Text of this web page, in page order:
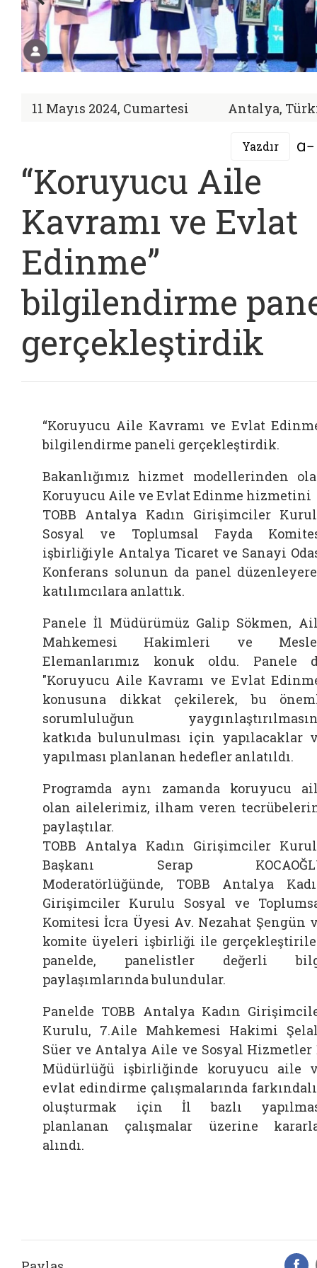
11 Mayıs 2024, Cumartesi Antalya,
Yazdır
“Koruyucu Aile
Kavramı ve Evlat
Edinme”
bilgilendirme
gerçekleştirdik
“Koruyucu Aile Kavramı ve Evlat
bilgilendirme paneli gerçekleştirdik.
Bakanlığımız hizmet modellerinden
Koruyucu Aile ve Evlat Edinme hizmetini
TOBB Antalya Kadın Girişimciler
Sosyal ve Toplumsal Fayda
işbirliğiyle Antalya Ticaret ve Sanayi
Konferans solunun da panel
katılımcılara anlattık.
Panele İl Müdürümüz Galip Sökmen,
Mahkemesi Hakimleri ve
Elemanlarımız konuk oldu. Panele
"Koruyucu Aile Kavramı ve Evlat
konusuna dikkat çekilerek, bu
sorumluluğun
katkıda bulunulması için yapılacaklar
yapılması planlanan hedefler anlatıldı.
Programda aynı zamanda koruyucu
olan ailelerimiz, ilham veren
paylaştılar.
TOBB Antalya Kadın Girişimciler
Başkanı Serap
Moderatörlüğünde, TOBB Antalya
Girişimciler Kurulu Sosyal ve
Komitesi İcra Üyesi Av. Nezahat Şengün
komite üyeleri işbirliği ile
panelde, panelistler değerli
paylaşımlarında bulundular.
Panelde TOBB Antalya Kadın
Kurulu, 7.Aile Mahkemesi Hakimi
Süer ve Antalya Aile ve Sosyal Hizmetler
Müdürlüğü işbirliğinde koruyucu aile
evlat edindirme çalışmalarında
oluşturmak için İl bazlı
planlanan çalışmalar üzerine
alındı.